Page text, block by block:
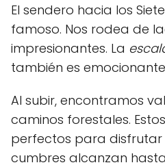
El sendero hacia los Siete
famoso. Nos rodea de
impresionantes. La
también es
Al subir, encontramos
caminos forestales.
perfectos para disfrutar
cumbres alcanzan